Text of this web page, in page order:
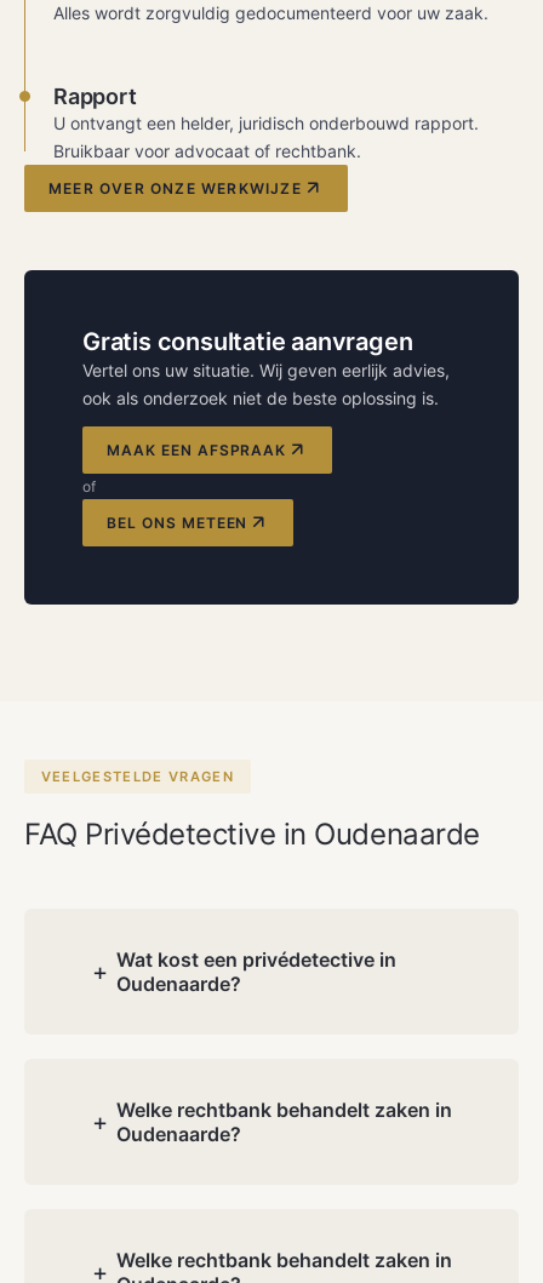
Alles wordt zorgvuldig gedocumenteerd voor uw zaak.
Rapport
U ontvangt een helder, juridisch onderbouwd rapport.
Bruikbaar voor advocaat of rechtbank.
MEER OVER ONZE WERKWIJZE
Gratis consultatie aanvragen
Vertel ons uw situatie. Wij geven eerlijk advies,
ook als onderzoek niet de beste oplossing is.
MAAK EEN AFSPRAAK
of
BEL ONS METEEN
VEELGESTELDE VRAGEN
FAQ Privédetective in Oudenaarde
Wat kost een privédetective in
Oudenaarde?
+
gratis consultatie bespreken wij uw
situatie en ontvangt u een transparante
Welke rechtbank behandelt zaken in
Oudenaarde?
+
Oost-Vlaanderen.
Welke rechtbank behandelt zaken in
+